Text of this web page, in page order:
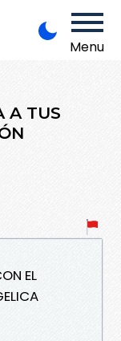
Menu
A TUS
EL